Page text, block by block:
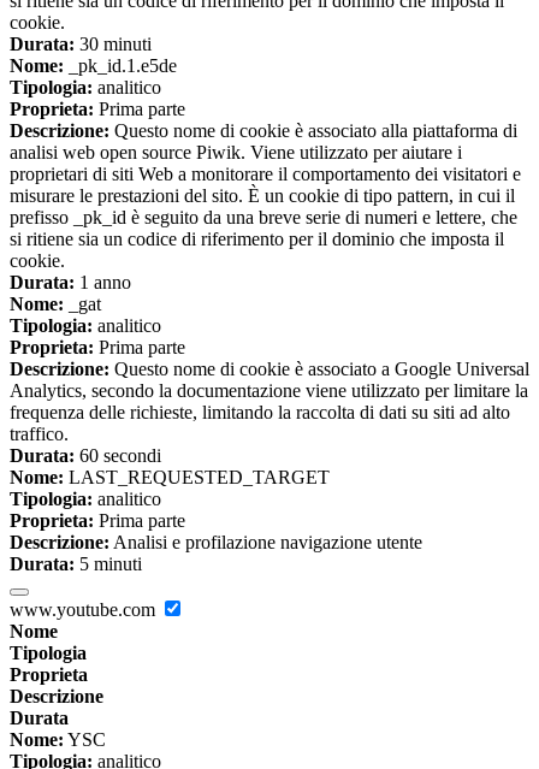
cookie.
Durata: 30 minuti
Nome: _pk_id.1.e5de
Tipologia: analitico
Proprieta: Prima parte
Descrizione: Questo nome di cookie è associato alla piattaforma di
analisi web open source Piwik. Viene utilizzato per aiutare i
proprietari di siti Web a monitorare il comportamento dei visitatori e
misurare le prestazioni del sito. È un cookie di tipo pattern, in cui il
prefisso _pk_id è seguito da una breve serie di numeri e lettere, che
si ritiene sia un codice di riferimento per il dominio che imposta il
cookie.
Durata: 1 anno
Nome: _gat
Tipologia: analitico
Proprieta: Prima parte
Descrizione: Questo nome di cookie è associato a Google Universal
Analytics, secondo la documentazione viene utilizzato per limitare la
frequenza delle richieste, limitando la raccolta di dati su siti ad alto
traffico.
Durata: 60 secondi
Nome: LAST_REQUESTED_TARGET
Tipologia: analitico
Proprieta: Prima parte
Descrizione: Analisi e profilazione navigazione utente
Durata: 5 minuti
www.youtube.com
Nome
Tipologia
Proprieta
Descrizione
Durata
Nome: YSC
Tipologia: analitico